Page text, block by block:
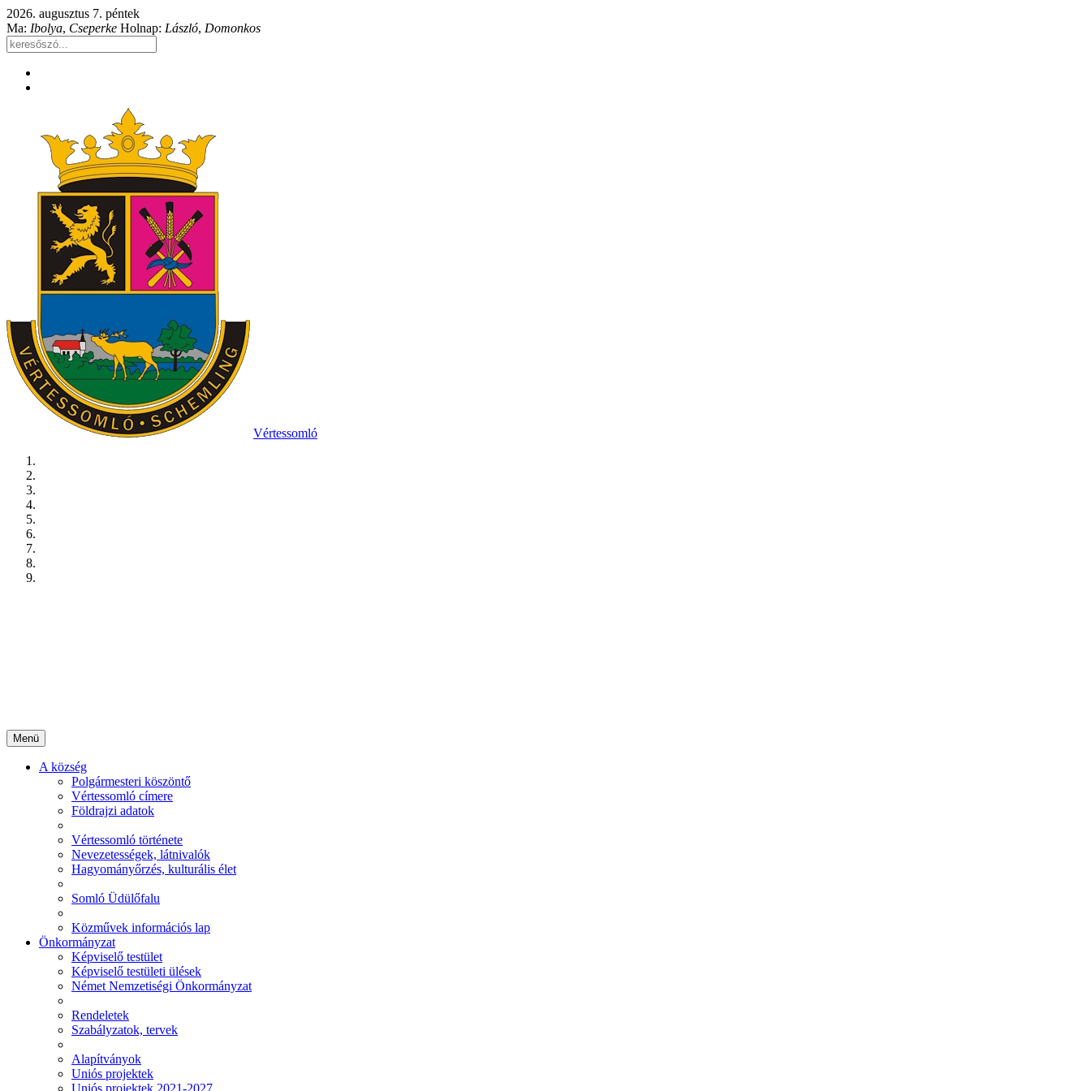
2026. augusztus 7. péntek
Ma: Ibolya, Cseperke Holnap: László, Domonkos
Vértessomló
Menü
A község
Polgármesteri köszöntő
Vértessomló címere
Földrajzi adatok
Vértessomló története
Nevezetességek, látnivalók
Hagyományőrzés, kulturális élet
Somló Üdülőfalu
Közművek információs lap
Önkormányzat
Képviselő testület
Képviselő testületi ülések
Német Nemzetiségi Önkormányzat
Rendeletek
Szabályzatok, tervek
Alapítványok
Uniós projektek
Uniós projektek 2021-2027